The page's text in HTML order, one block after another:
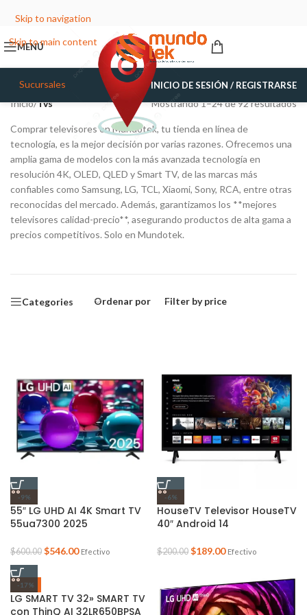
Skip to navigation
Skip to main content
MENÚ
Sucursales INICIO DE SESIÓN / REGISTRARSE
Inicio/Tvs Mostrando 1–24 de 92 resultados
Comprar televisores en Mundotek, tu tienda en línea de
tecnología, es la mejor decisión por varias razones. Ofrecemos una
amplia gama de modelos con la más avanzada tecnología en
resolución 4K, OLED, QLED y Smart TV, de las marcas más
confiables como Samsung, LG, TCL, Xiaomi, Sony, RCA, entre otras
reconocidas del mercado. Además, garantizamos los **mejores
televisores calidad-precio**, asegurando productos de alta gama a
precios competitivos. Solo en Mundotek.
Categories Ordenar por Filter by price
-9%
55″ LG UHD AI 4K Smart TV
55ua7300 2025
$600.00 $546.00 Efectivo
-6%
HouseTV Televisor HouseTV
40″ Android 14
$200.00 $189.00 Efectivo
-17%
LG SMART TV 32» SMART TV
con ThinQ AI 32LR650BPSA